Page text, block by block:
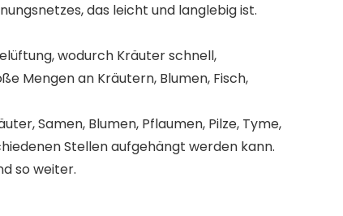
das leicht und langlebig ist.
wodurch Kräuter schnell,
Mengen an Kräutern, Blumen, Fisch,
Samen, Blumen, Pflaumen, Pilze, Tyme,
Stellen aufgehängt werden kann.
so weiter.